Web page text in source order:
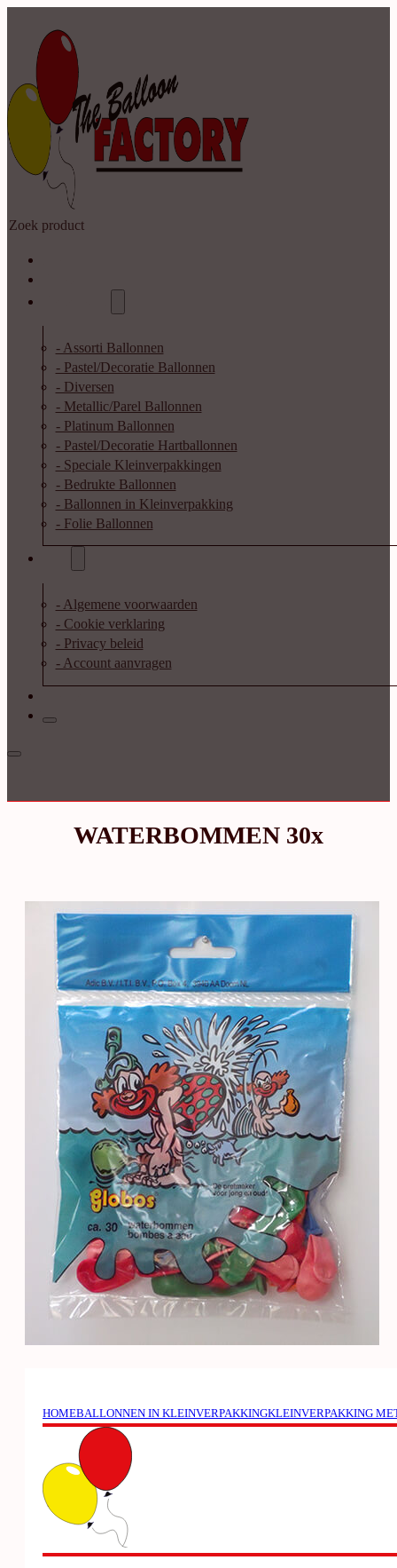
Zoeken
- Assorti Ballonnen
- Pastel/Decoratie Ballonnen
- Diversen
- Metallic/Parel Ballonnen
- Platinum Ballonnen
- Pastel/Decoratie Hartballonnen
- Speciale Kleinverpakkingen
- Bedrukte Ballonnen
- Ballonnen in Kleinverpakking
- Folie Ballonnen
- Algemene voorwaarden
- Cookie verklaring
- Privacy beleid
- Account aanvragen
WATERBOMMEN 30x
HOMEBALLONNEN IN KLEINVERPAKKINGKLEINVERPAKKING